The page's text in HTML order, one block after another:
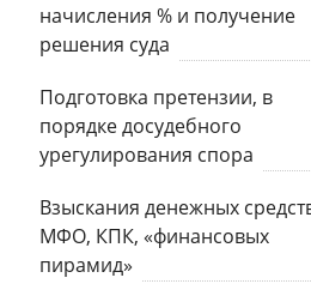
начисления % и получение
решения суда
Подготовка претензии, в
порядке досудебного
урегулирования спора
Взыскания денежных
МФО, КПК, «финансовых
пирамид»